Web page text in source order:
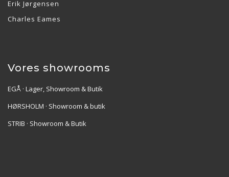
Erik Jørgensen
Charles Eames
Vores showrooms
EGÅ · Lager, Showroom & Butik
HØRSHOLM · Showroom & butik
STRIB · Showroom & Butik